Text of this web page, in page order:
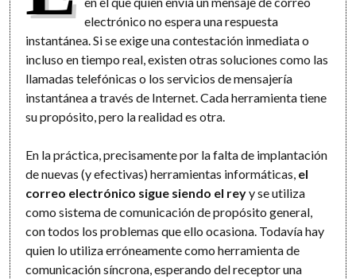
electrónico no espera una respuesta
instantánea. Si se exige una contestación inmediata o
incluso en tiempo real, existen otras soluciones como las
llamadas telefónicas o los servicios de mensajería
instantánea a través de Internet. Cada herramienta tiene
su propósito, pero la realidad es otra.
En la práctica, precisamente por la falta de implantación
de nuevas (y efectivas) herramientas informáticas, el
correo electrónico sigue siendo el reyy se utiliza
como sistema de comunicación de propósito general,
con todos los problemas que ello ocasiona. Todavía hay
quien lo utiliza erróneamente como herramienta de
comunicación síncrona, esperando del receptor una